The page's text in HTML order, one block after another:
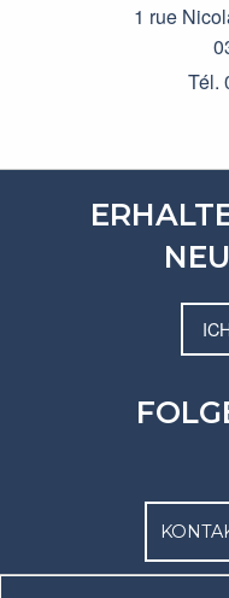
1 rue
Tél.